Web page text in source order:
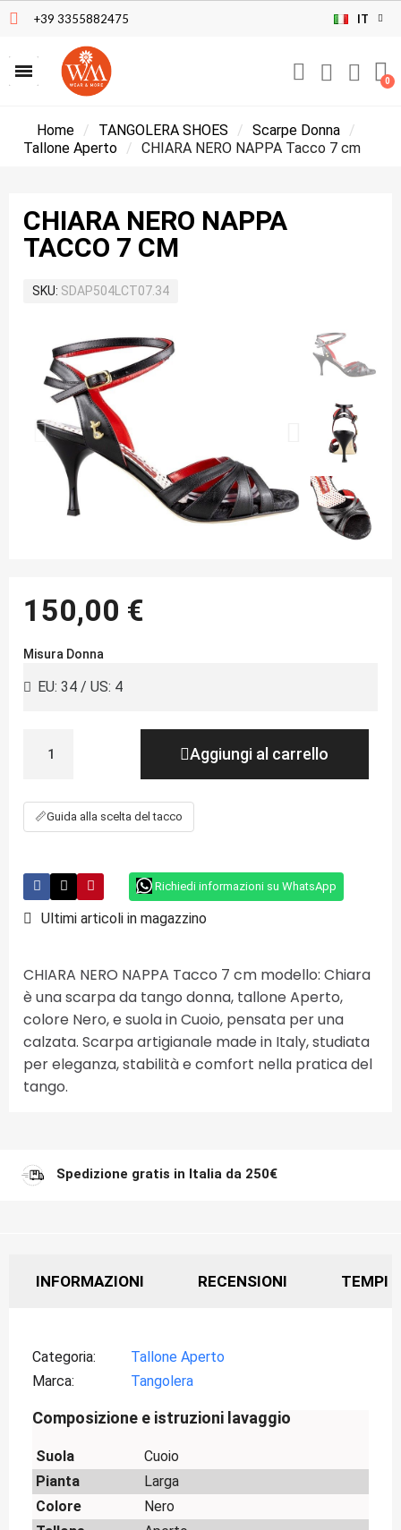
+39 3355882475 IT
Home TANGOLERA SHOES
Scarpe Donna
Tallone Aperto
CHIARA NERO NAPPA Tacco 7 cm
CHIARA NERO NAPPA
TACCO 7 CM
SKU SDAP504LCT07.34
150,00 €
Misura Donna
Aggiungi al carrello
📏Guida alla scelta del tacco
Richiedi informazioni su WhatsApp
Ultimi articoli in magazzino
CHIARA NERO NAPPA Tacco 7 cm modello: Chiara
è una scarpa da tango donna, tallone Aperto,
colore Nero, e suola in Cuoio, pensata per una
calzata. Scarpa artigianale made in Italy, studiata
per eleganza, stabilità e comfort nella pratica del
tango.
Spedizione gratis in Italia da 250€
INFORMAZIONI RECENSIONI TEMPI
Categoria
Tallone Aperto
Marca
Tangolera
Composizione e istruzioni lavaggio
Suola
Cuoio
Pianta
Larga
Colore
Nero